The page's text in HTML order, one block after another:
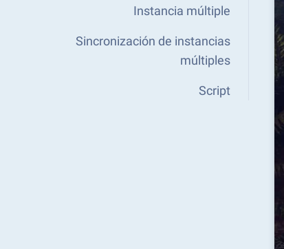
Instancia múltiple
Sincronización de instancias
múltiples
Script